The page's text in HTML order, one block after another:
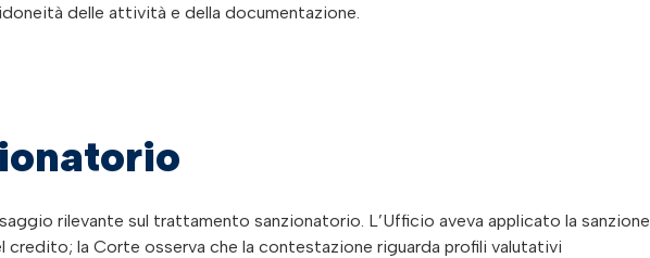
delle attività e della documentazione.
rilevante sul trattamento sanzionatorio. L’Ufficio aveva applicato la sanzione
credito; la Corte osserva che la contestazione riguarda profili valutativi